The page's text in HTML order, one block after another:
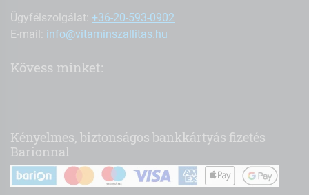
Ügyfélszolgálat: +36-20-593-0902
E-mail: info@vitaminszallitas.hu
Kövess minket:
Kényelmes, biztonságos bankkártyás fizetés
Barionnal